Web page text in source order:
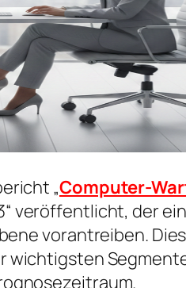
„Computer-
veröffentlicht, der
vorantreiben.